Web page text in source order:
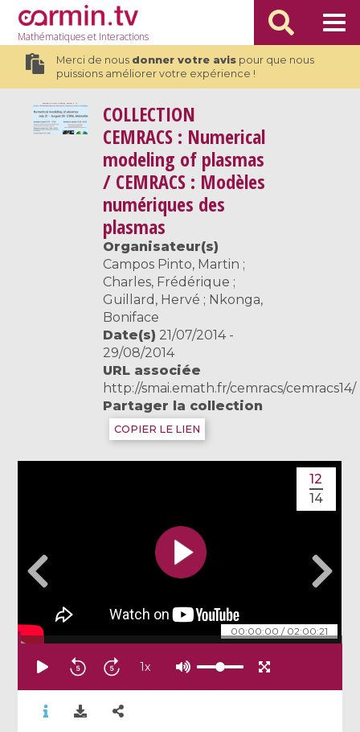
Mathématiqueset Interactions
Merci de nous donner votre avispour que nous
puissions améliorer votre expérience !
COLLECTION
CEMRACS : Numerical
modeling of plasmas
/ CEMRACS : Modèles
numériques des
plasmas
Organisateur(s)
Campos Pinto, Martin ;
Charles, Frédérique ;
Guillard, Hervé ; Nkonga,
Boniface
Date(s) 21/07/2014 -
29/08/2014
URL associée
http://smai.emath.fr/cemracs/cemracs14/
Partager la collection
COPIER LE LIEN
00:00:00 / 02:00:21
12
14
1x